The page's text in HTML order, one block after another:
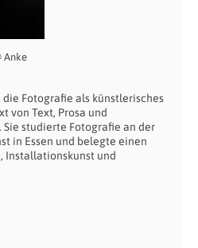
Anke
die Fotografie als künstlerisches
von Text, Prosa und
studierte Fotografie an der
in Essen und belegte einen
Installationskunst und